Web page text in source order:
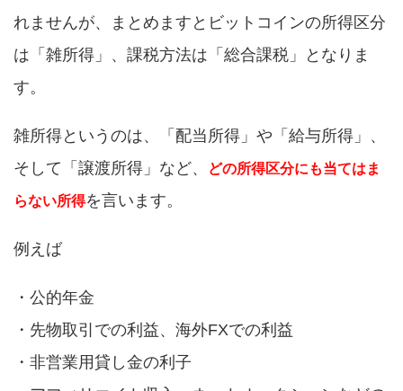
れませんが、まとめますとビットコインの所得区分
は「雑所得」、課税方法は「総合課税」となりま
す。
雑所得というのは、「配当所得」や「給与所得」、
そして「譲渡所得」など、
どの所得区分にも当てはま
らない所得を言います。
例えば
・公的年金
・先物取引での利益、海外FXでの利益
・非営業用貸し金の利子